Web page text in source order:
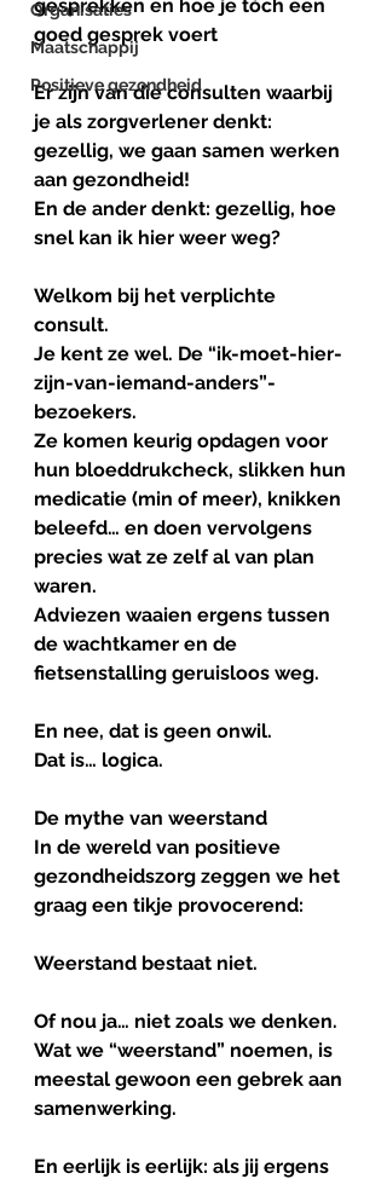
Organisaties
Maatschappij
Positieve gezondheid
gesprekken en hoe je tóch een
goed gesprek voert
Er zijn van die consulten waarbij
je als zorgverlener denkt:
gezellig, we gaan samen werken
aan gezondheid!
En de ander denkt: gezellig, hoe
snel kan ik hier weer weg?
Welkom bij het verplichte
consult.
Je kent ze wel. De “ik-moet-hier-
zijn-van-iemand-anders”-
bezoekers.
Ze komen keurig opdagen voor
hun bloeddrukcheck, slikken hun
medicatie (min of meer), knikken
beleefd… en doen vervolgens
precies wat ze zelf al van plan
waren.
Adviezen waaien ergens tussen
de wachtkamer en de
fietsenstalling geruisloos weg.
En nee, dat is geen onwil.
Dat is… logica.
De mythe van weerstand
In de wereld van positieve
gezondheidszorg zeggen we het
graag een tikje provocerend:
Weerstand bestaat niet.
Of nou ja… niet zoals we denken.
Wat we “weerstand” noemen, is
meestal gewoon een gebrek aan
samenwerking.
En eerlijk is eerlijk: als jij ergens